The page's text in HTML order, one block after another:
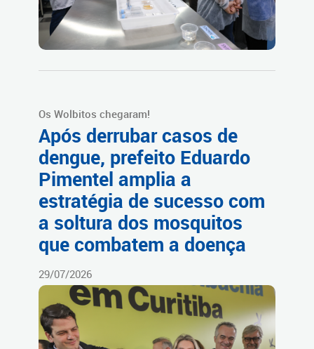
Os Wolbitos chegaram!
Após derrubar casos de
dengue, prefeito Eduardo
Pimentel amplia a
estratégia de sucesso com
a soltura dos mosquitos
que combatem a doença
29/07/2026